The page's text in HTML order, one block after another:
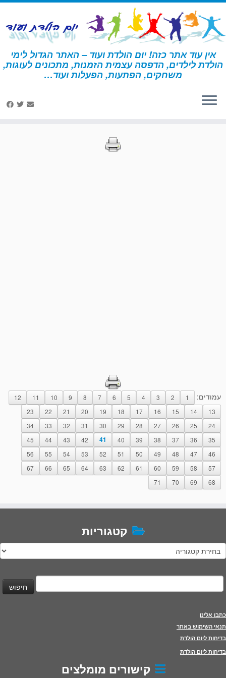
דלג
לתוכן
אין עוד אתר כזה! יום הולדת ועוד – האתר הגדול לימי
הולדת לילדים, הדפסה עצמית הזמנות, מתכונים לעוגות,
משחקים, הפתעות, הפעלות ועוד… דף הבית » הדפסות – קאובוי » עמוד 41
הדפסות – קאובוי
עמודים: 1
2
3
4
5
6
7
8
9
10
11
12
13
14
15
16
17
18
19
20
21
22
23
24
25
26
27
28
29
30
31
32
33
34
35
36
37
38
39
40
41
42
43
44
45
46
47
48
49
50
51
52
53
54
55
56
57
58
59
60
61
62
63
64
65
66
67
68
69
70
71
קטגוריות
קטגוריות
כתבו אלינו
תנאי השימוש באתר
בדיחות ליום הולדת
בדיחות ליום הולדת
קישורים מומלצים